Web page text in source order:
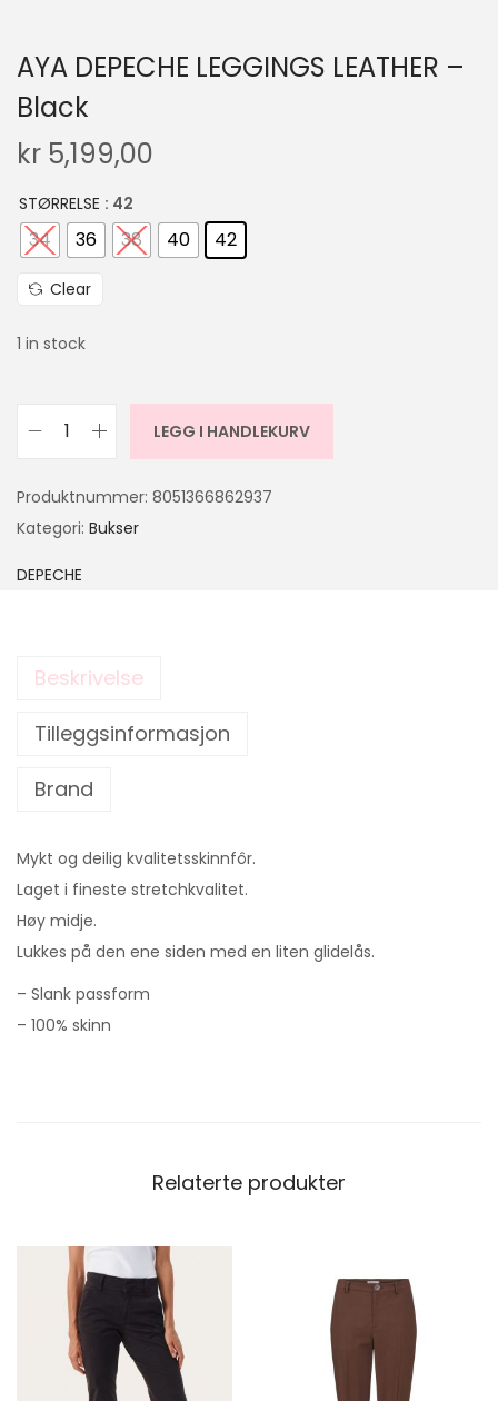
AYA DEPECHE LEGGINGS LEATHER –
Black
kr 5,199,00
STØRRELSE : 42
34 36 38 40 42
Clear
1 in stock
LEGG I HANDLEKURV
Produktnummer: 8051366862937
Kategori: Bukser
DEPECHE
Beskrivelse
Tilleggsinformasjon
Brand
Mykt og deilig kvalitetsskinnfôr.
Laget i fineste stretchkvalitet.
Høy midje.
Lukkes på den ene siden med en liten glidelås.
– Slank passform
– 100% skinn
Relaterte produkter